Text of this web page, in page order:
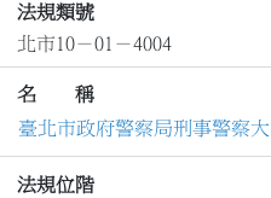
法規類號
北市10－01－4004
名 稱
臺北市政府警察局刑事警察
法規位階